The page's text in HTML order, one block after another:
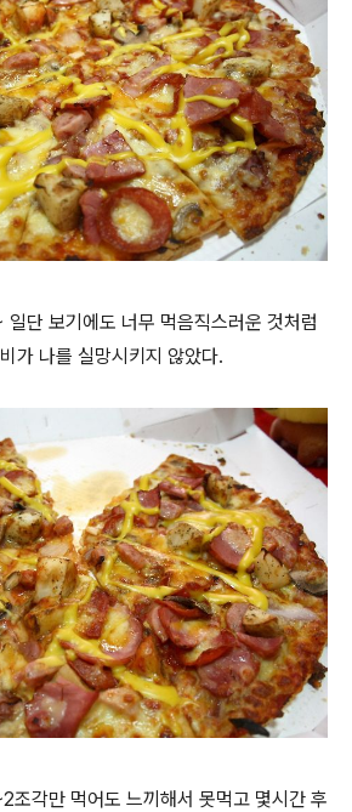
단 보기에도 너무 먹음직스러운 것처럼
가 나를 실망시키지 않았다.
조각만 먹어도 느끼해서 못먹고 몇시간 후